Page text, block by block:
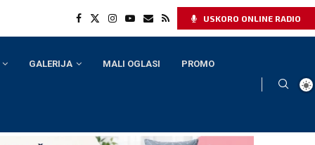
USKORO ONLINE RADIO
GALERIJA MALI OGLASI PROMO